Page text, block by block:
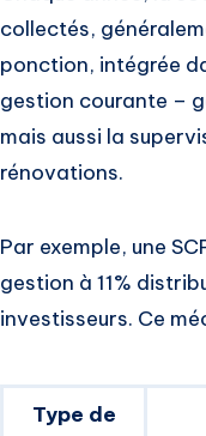
collectés,
ponction, intégrée
gestion courante –
mais aussi la
rénovations.
Par exemple, une
gestion à 11%
investisseurs. Ce
Type de